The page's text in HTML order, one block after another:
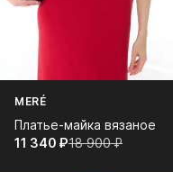
MERÉ
Платье-майка вязаное
11 340⁠ ⁠₽18 900⁠ ⁠₽